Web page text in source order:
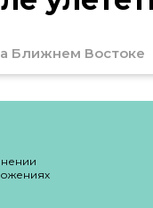
Ближнем Востоке